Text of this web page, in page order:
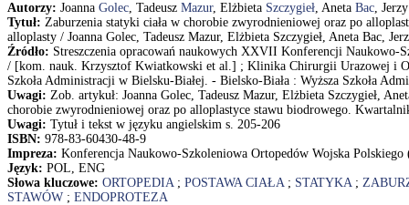
Autorzy: Joanna Golec, Tadeusz Mazur, Elżbieta Szczygieł, Aneta Bac,
Tytuł: Zaburzenia statyki ciała w chorobie zwyrodnieniowej oraz po
alloplasty / Joanna Golec, Tadeusz Mazur, Elżbieta Szczygieł, Aneta Bac,
Źródło: Streszczenia opracowań naukowych XXVII Konferencji Naukowo-
/ [kom. nauk. Krzysztof Kwiatkowski et al.] ; Klinika Chirurgii Urazowej i
Szkoła Administracji w Bielsku-Białej. - Bielsko-Biała : Wyższa Szkoła
Uwagi: Zob. artykuł: Joanna Golec, Tadeusz Mazur, Elżbieta Szczygieł,
chorobie zwyrodnieniowej oraz po alloplastyce stawu biodrowego.
Uwagi: Tytuł i tekst w języku angielskim s. 205-206
ISBN: 978-83-60430-48-9
Impreza: Konferencja Naukowo-Szkoleniowa Ortopedów Wojska
Język: POL, ENG
Słowa kluczowe: ORTOPEDIA; POSTAWA CIAŁA; STATYKA;
STAWÓW ; ENDOPROTEZA